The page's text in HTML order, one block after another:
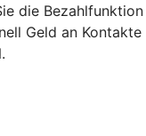
die Bezahlfunktion
Geld an Kontakte